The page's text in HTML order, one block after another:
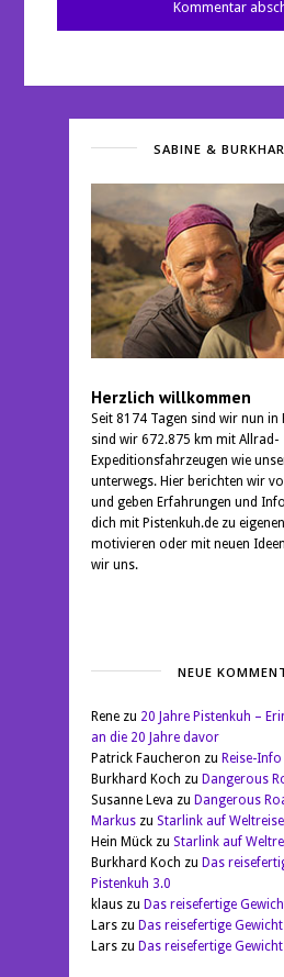
SABINE &
Herzlich willkommen
Seit 8174 Tagen sind wir nun in
sind wir 672.875 km mit Allrad-
Expeditionsfahrzeugen wie
unterwegs. Hier berichten wir
und geben Erfahrungen und
dich mit Pistenkuh.de zu
motivieren oder mit neuen
wir uns.
NEUE
Renezu 20 Jahre Pistenkuh –
an die 20 Jahre davor
Patrick Faucheron zu Reise-
Burkhard Koch zu Dangerous
Susanne Leva zu Dangerous
Markuszu Starlink auf
Hein Mückzu Starlink auf
Burkhard Koch zu Das
Pistenkuh 3.0
klauszu Das reisefertige
Larszu Das reisefertige
Larszu Das reisefertige